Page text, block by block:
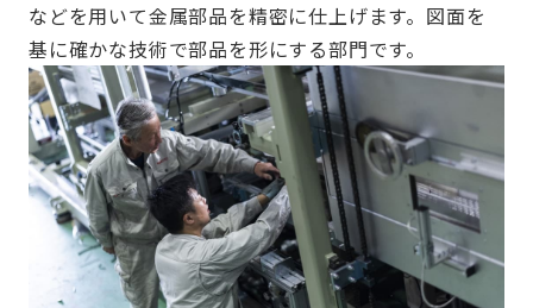
などを用いて金属部品を精密に仕上げます。図面を
基に確かな技術で部品を形にする部門です。